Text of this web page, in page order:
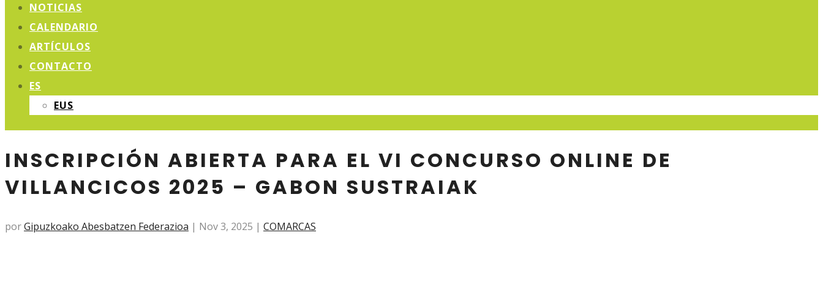
NOTICIAS
CALENDARIO
ARTÍCULOS
CONTACTO
ES
EUS
INSCRIPCIÓN ABIERTA PARA EL VI CONCURSO ONLINE DE
VILLANCICOS 2025 – GABON SUSTRAIAK
porGipuzkoako Abesbatzen Federazioa | Nov 3, 2025 | COMARCAS